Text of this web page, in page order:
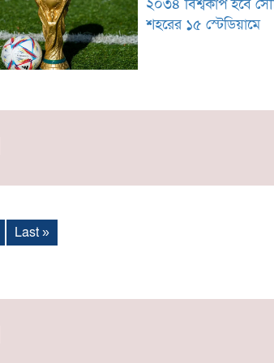
২০৩৪ বিশ্বকাপ হবে
শহরের ১৫ স্টেডিয়ামে
Last »